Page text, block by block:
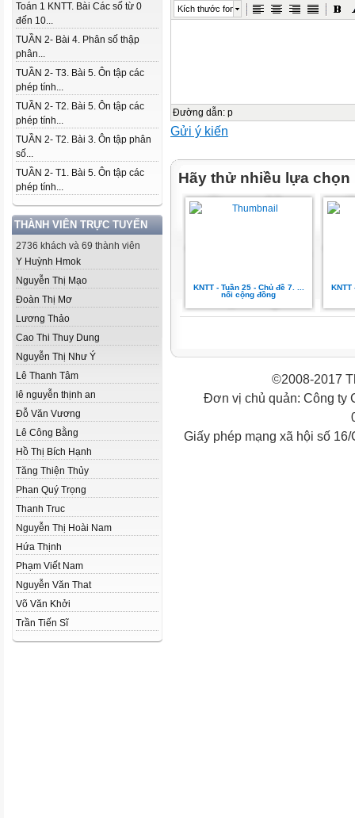
Toán 1 KNTT. Bài Các số từ 0
đến 10...
TUẦN 2- Bài 4. Phân số thập
phân...
TUẦN 2- T3. Bài 5. Ôn tập các
phép tính...
TUẦN 2- T2. Bài 5. Ôn tập các
phép tính...
TUẦN 2- T2. Bài 3. Ôn tập phân
số...
TUẦN 2- T1. Bài 5. Ôn tập các
phép tính...
THÀNH VIÊN TRỰC TUYẾN
2736 khách và 69 thành viên
Y Huỳnh Hmok
Nguyễn Thị Mạo
Đoàn Thị Mơ
Lương Thảo
Cao Thi Thuy Dung
Nguyễn Thị Như Ý
Lê Thanh Tâm
lê nguyễn thịnh an
Đỗ Văn Vương
Lê Công Bằng
Hồ Thị Bích Hạnh
Tăng Thiện Thủy
Phan Quý Trọng
Thanh Truc
Nguyễn Thị Hoài Nam
Hứa Thịnh
Phạm Viết Nam
Nguyễn Văn That
Võ Văn Khởi
Trần Tiến Sĩ
Kích thước font
Đường dẫn: p
Gửi ý kiến
Hãy thử nhiều lựa chọn
KNTT - Tuần 25 - Chủ đề 7. ...
nối cộng đồng
KNTT
©2008-2017
Đơn vị chủ quản: Công ty
Giấy phép mạng xã hội số